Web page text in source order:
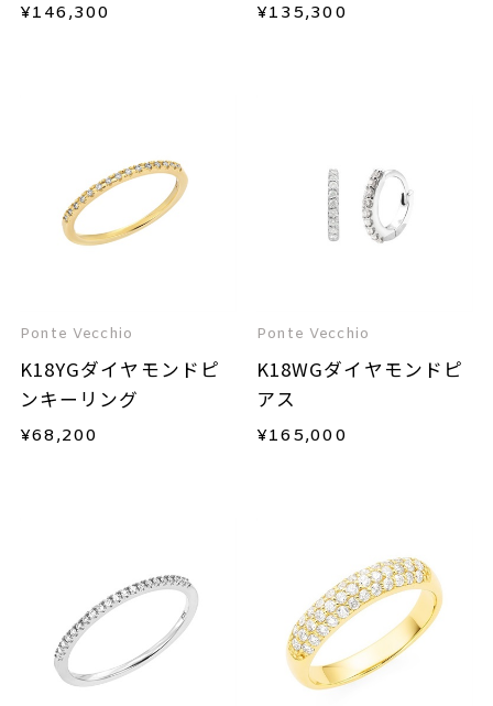
¥146,300 ¥135,300
Ponte Vecchio
K18YGダイヤモンドピ
ンキーリング
¥68,200
Ponte Vecchio
K18WGダイヤモンドピ
アス
¥165,000